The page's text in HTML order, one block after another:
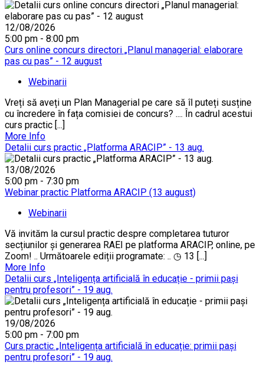
12/08/2026
5:00 pm - 8:00 pm
Curs online concurs directori „Planul managerial: elaborare
pas cu pas” - 12 august
Webinarii
Vreți să aveți un Plan Managerial pe care să îl puteți susține
cu încredere în fața comisiei de concurs? .... În cadrul acestui
curs practic [...]
More Info
Detalii curs practic „Platforma ARACIP” - 13 aug.
13/08/2026
5:00 pm - 7:30 pm
Webinar practic Platforma ARACIP (13 august)
Webinarii
Vă invităm la cursul practic despre completarea tuturor
secțiunilor și generarea RAEI pe platforma ARACIP, online, pe
Zoom! .. Următoarele ediții programate: .. ◷ 13 [...]
More Info
Detalii curs „Inteligența artificială în educație - primii pași
pentru profesori” - 19 aug.
19/08/2026
5:00 pm - 7:00 pm
Curs practic „Inteligența artificială în educație: primii pași
pentru profesori” - 19 aug.